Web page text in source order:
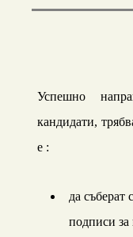
Успешно
кандидати,
е :
да съберат
подписи за